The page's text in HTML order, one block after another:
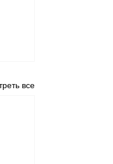
все